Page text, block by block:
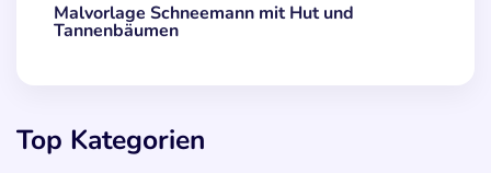
Malvorlage Schneemann mit Hut und
Tannenbäumen
Top Kategorien